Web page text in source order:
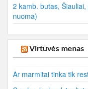
2 kamb. butas,
nuoma)
Virtuvės menas
Ar marmitai tinka tik